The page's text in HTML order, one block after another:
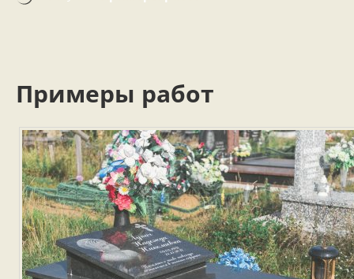
Примеры работ